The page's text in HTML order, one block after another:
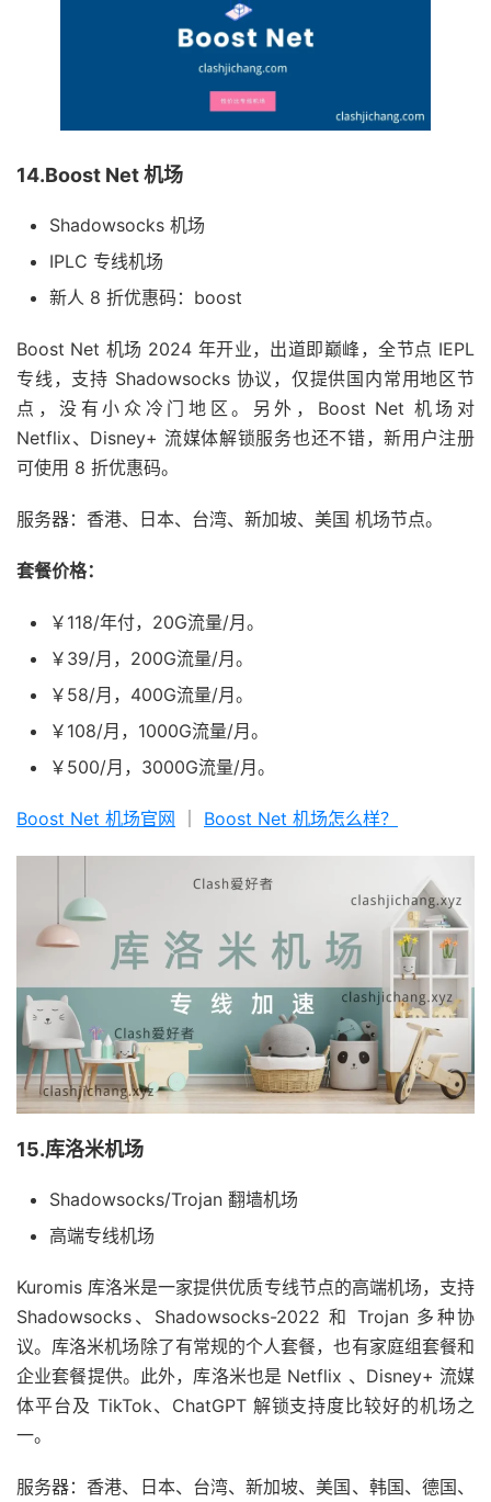
14.Boost Net 机场
Shadowsocks 机场
IPLC 专线机场
新人 8 折优惠码：boost
Boost Net 机场 2024 年开业，出道即巅峰，全节点 IEPL
专线，支持 Shadowsocks 协议，仅提供国内常用地区节
点，没有小众冷门地区。另外，Boost Net 机场对
Netflix、Disney+ 流媒体解锁服务也还不错，新用户注册
可使用 8 折优惠码。
服务器：香港、日本、台湾、新加坡、美国 机场节点。
套餐价格：
￥118/年付，20G流量/月。
￥39/月，200G流量/月。
￥58/月，400G流量/月。
￥108/月，1000G流量/月。
￥500/月，3000G流量/月。
Boost Net 机场官网 Boost Net 机场怎么样？
15.库洛米机场
Shadowsocks/Trojan 翻墙机场
高端专线机场
Kuromis 库洛米是一家提供优质专线节点的高端机场，支持
Shadowsocks、Shadowsocks-2022 和 Trojan 多种协
议。库洛米机场除了有常规的个人套餐，也有家庭组套餐和
企业套餐提供。此外，库洛米也是 Netflix 、Disney+ 流媒
体平台及 TikTok、ChatGPT 解锁支持度比较好的机场之
一。
服务器：香港、日本、台湾、新加坡、美国、韩国、德国、